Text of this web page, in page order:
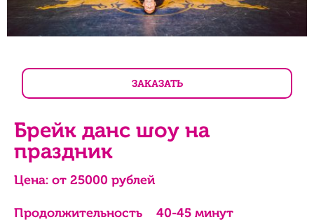
ЗАКАЗАТЬ
Брейк данс шоу на
праздник
Цена: от 25000 рублей
Продолжительность 40-45 минут